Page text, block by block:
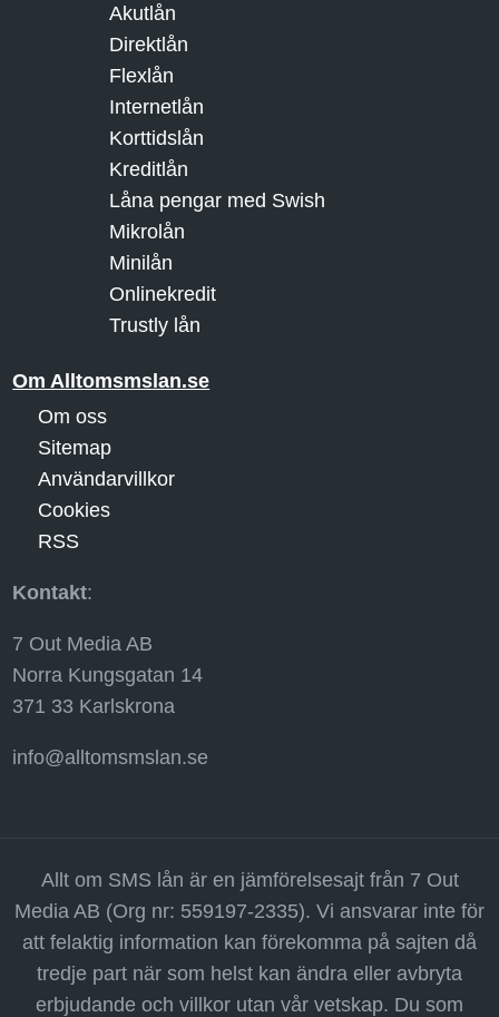
Akutlån
Direktlån
Flexlån
Internetlån
Korttidslån
Kreditlån
Låna pengar med Swish
Mikrolån
Minilån
Onlinekredit
Trustly lån
Om Alltomsmslan.se
Om oss
Sitemap
Användarvillkor
Cookies
RSS
Kontakt:
7 Out Media AB
Norra Kungsgatan 14
371 33 Karlskrona
info@alltomsmslan.se
Allt om SMS lån är en jämförelsesajt från 7 Out
Media AB (Org nr: 559197-2335). Vi ansvarar inte för
att felaktig information kan förekomma på sajten då
tredje part när som helst kan ändra eller avbryta
erbjudande och villkor utan vår vetskap. Du som